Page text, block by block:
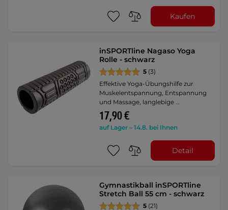
Kaufen
inSPORTline Nagaso Yoga
Rolle - schwarz
5 (3)
Effektive Yoga-Übungshilfe zur
Muskelentspannung, Entspannung
und Massage, langlebige …
17,90 €
auf Lager – 14.8. bei Ihnen
Detail
Gymnastikball inSPORTline
Stretch Ball 55 cm - schwarz
5 (21)